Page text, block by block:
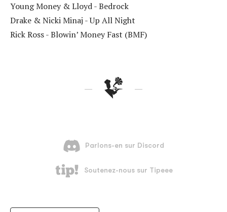
Young Money & Lloyd - Bedrock
Drake & Nicki Minaj - Up All Night
Rick Ross - Blowin’ Money Fast (BMF)